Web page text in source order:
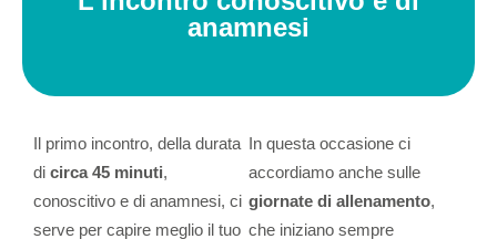
anamnesi
Il primo incontro, della durata
di circa 45 minuti,
conoscitivo e di anamnesi, ci
serve per capire meglio il tuo
In questa occasione ci
accordiamo anche sulle
giornate di allenamento,
che iniziano sempre